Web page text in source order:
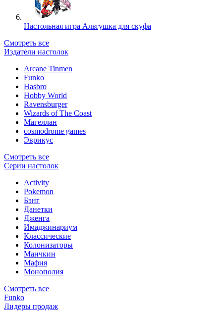
Настольная игра Альтушка для скуфа
Смотреть все
Издатели настолок
Arcane Tinmen
Funko
Hasbro
Hobby World
Ravensburger
Wizards of The Coast
Магеллан
сosmodrome games
Эврикус
Смотреть все
Серии настолок
Activity
Pokemon
Бэнг
Данетки
Дженга
Имаджинариум
Классические
Колонизаторы
Манчкин
Мафия
Монополия
Смотреть все
Funko
Лидеры продаж